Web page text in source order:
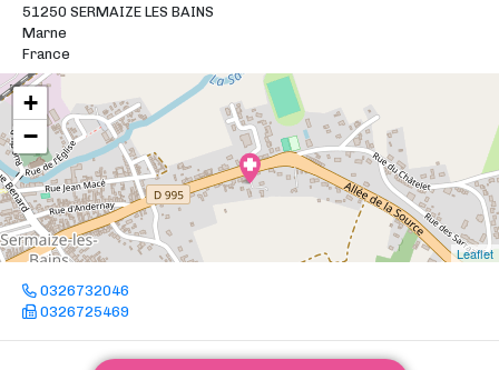
51250 SERMAIZE LES BAINS
Marne
France
+
−
Leaflet
0326732046
0326725469